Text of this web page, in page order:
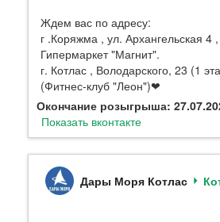
Ждем вас по адресу:
г .Коряжма , ул. Архангельская 4 ,
Гипермаркет "Магнит".
г. Котлас , Володарского, 23 (1
(Фитнес-клуб "Леон")❤
Окончание розыгрыша:
Показать вконтакте
Дары Моря Котлас